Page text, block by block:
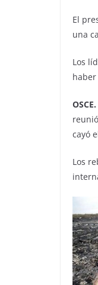
El
una
Los
OSCE.
cayó
Los